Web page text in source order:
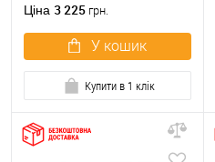
Ціна 3 225 грн.
У кошик
Купити в 1 клік